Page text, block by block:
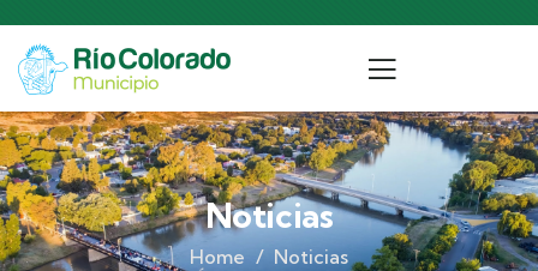
Noticias
Home Noticias